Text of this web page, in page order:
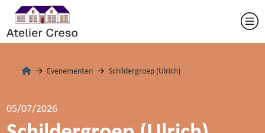
Evenementen Schildergroep (Ulrich)
05/07/2026